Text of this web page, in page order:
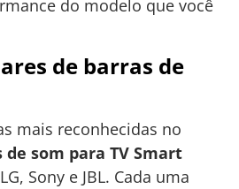
do modelo que você
de barras de
mais reconhecidas no
de som para TV Smart
Sony e JBL. Cada uma